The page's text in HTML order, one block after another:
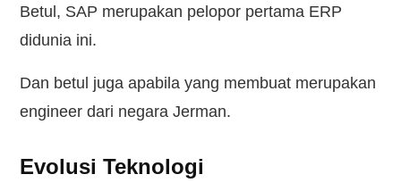
Betul, SAP merupakan pelopor pertama ERP
didunia ini.
Dan betul juga apabila yang membuat merupakan
engineer dari negara Jerman.
Evolusi Teknologi